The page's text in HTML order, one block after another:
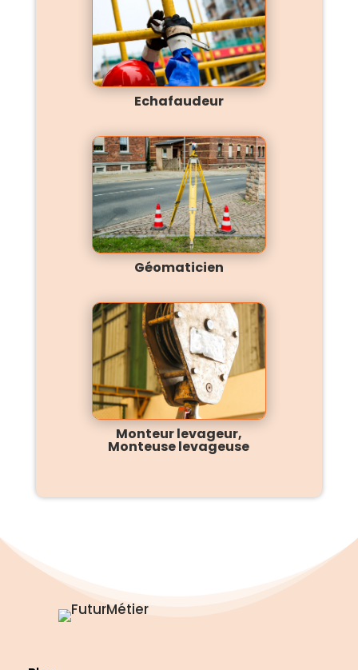
Echafaudeur
Géomaticien
Monteur levageur,
Monteuse levageuse